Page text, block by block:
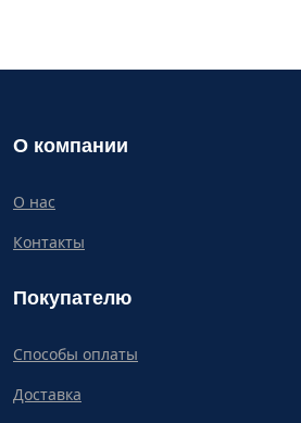
О компании
О нас
Контакты
Покупателю
Способы оплаты
Доставка